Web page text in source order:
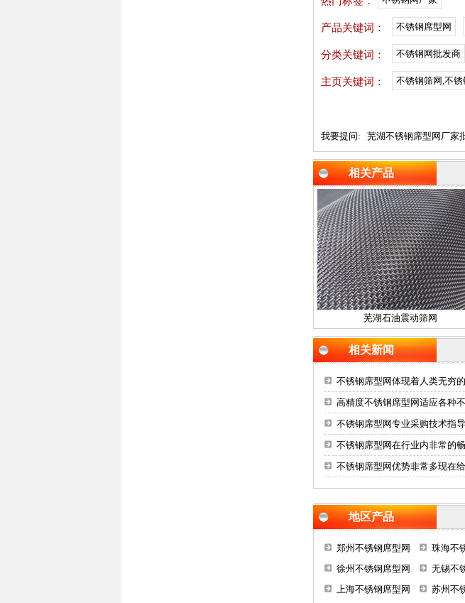
产品关键词： 不锈钢席型网
分类关键词： 不锈钢网批发商
主页关键词： 不锈钢筛网,不
我要提问: 芜湖不锈钢席型网厂家
相关产品
芜湖石油震动筛网
相关新闻
不锈钢席型网体现着人类无穷
高精度不锈钢席型网适应各种
不锈钢席型网专业采购技术指
不锈钢席型网在行业内非常的
不锈钢席型网优势非常多现在
地区产品
郑州不锈钢席型网 珠海不
徐州不锈钢席型网
无锡不
上海不锈钢席型网
苏州不